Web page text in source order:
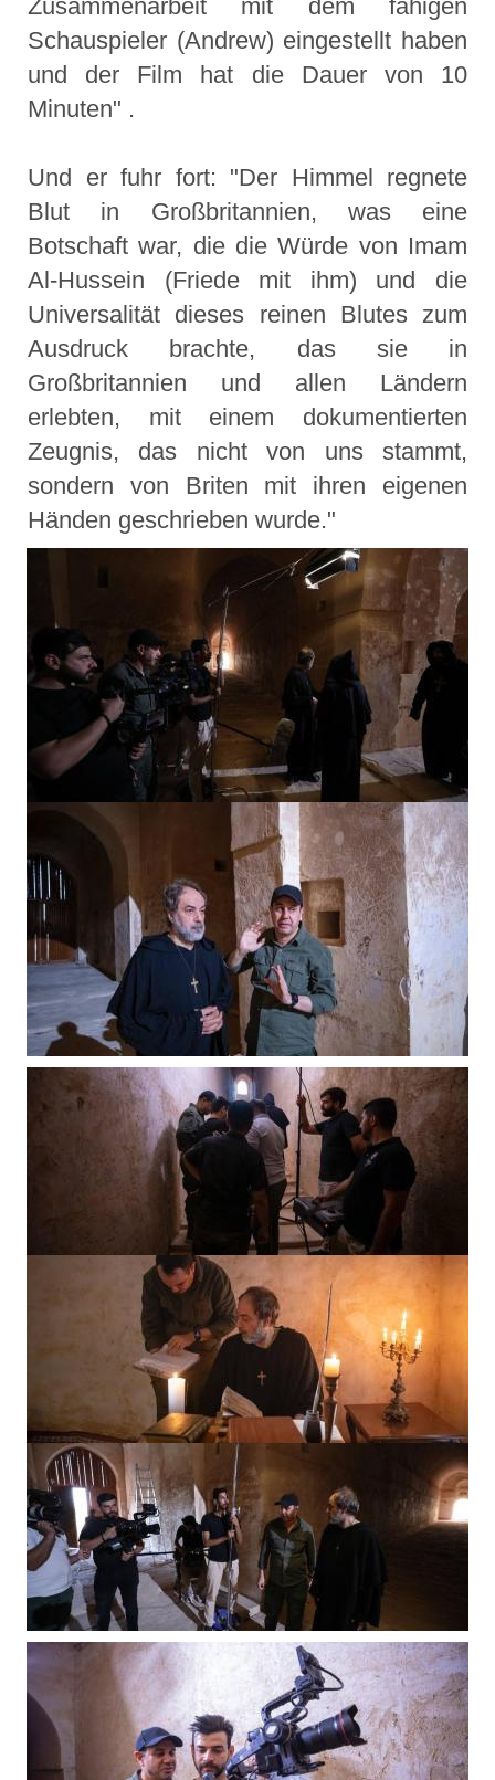
Zusammenarbeit mit dem fähigen
Schauspieler (Andrew) eingestellt haben
und der Film hat die Dauer von 10
Minuten" .
Und er fuhr fort: "Der Himmel regnete
Blut in Großbritannien, was eine
Botschaft war, die die Würde von Imam
Al-Hussein (Friede mit ihm) und die
Universalität dieses reinen Blutes zum
Ausdruck brachte, das sie in
Großbritannien und allen Ländern
erlebten, mit einem dokumentierten
Zeugnis, das nicht von uns stammt,
sondern von Briten mit ihren eigenen
Händen geschrieben wurde."